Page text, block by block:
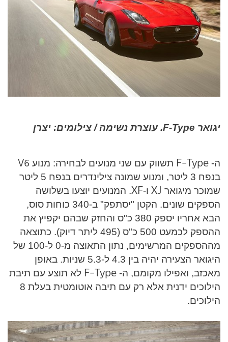
יגואר F-Type. עוצרת נשימה / צילומים: יצרן
ה- F-Type תשווק עם שני מנועים לבחירה: מנוע V6
בנפח 3 ליטר, ומנוע שמונה צילינדרים בנפח 5 ליטר
שמוכר מיגואר XJ ו-XF. המנועים יוצעו בשלושה
הספקים שונים. הקטן "יסתפק" ב-340 כוחות סוס,
הבא אחריו יספק 380 כ"ס והחזק שבהם יקפיץ את
ההספק לכמעט 500 כ"ס (495 ליתר דיוק). כתוצאה
מההספקים המרשימים, נתון התאוצה מ-0 ל-100 של
היגואר הצעירה יהיה בין 4.3 ל-5.3 שניות. באופן
מאכזב, ואפילו מקומם, ה- F-Type לא תוצע עם תיבת
הילוכים ידנית אלא רק עם תיבה אוטומטית בעלת 8
הילוכים.